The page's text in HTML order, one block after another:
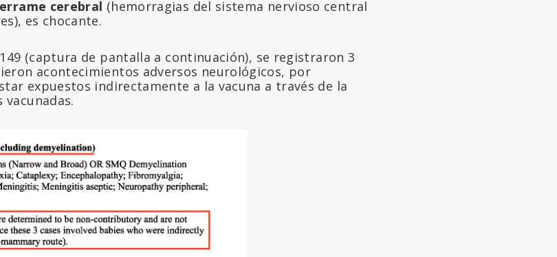
cerebral (hemorragias del sistema nervioso central
es chocante.
(captura de pantalla a continuación), se registraron 3
acontecimientos adversos neurológicos, por
expuestos indirectamente a la vacuna a través de la